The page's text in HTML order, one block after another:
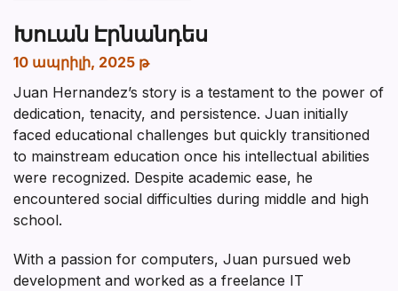
Խուան Էրնանդես
10 ապրիլի, 2025 թ
Juan Hernandez’s story is a testament to the power of
dedication, tenacity, and persistence. Juan initially
faced educational challenges but quickly transitioned
to mainstream education once his intellectual abilities
were recognized. Despite academic ease, he
encountered social difficulties during middle and high
school.
With a passion for computers, Juan pursued web
development and worked as a freelance IT